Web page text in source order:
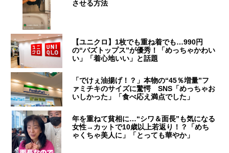
させる方法
【ユニクロ】1枚でも重ね着でも…990円
の“バズトップス”が優秀！「めっちゃかわい
い」「着心地いい」と話題
「でけぇ油揚げ！？」本物の“45％増量”フ
ァミチキのサイズに驚愕 SNS「めっちゃお
いしかった」「食べ応え満点でした」
年を重ねて貧相に…“シワ＆面長”も気になる
女性→カットで10歳以上若返り！？「めち
ゃくちゃ美人に」「とっても華やか」